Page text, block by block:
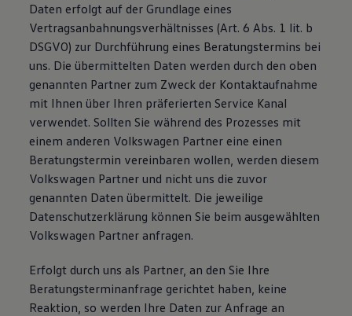
Daten erfolgt auf der Grundlage eines
Vertragsanbahnungsverhältnisses (Art. 6 Abs. 1 lit. b
DSGVO) zur Durchführung eines Beratungstermins bei
uns. Die übermittelten Daten werden durch den oben
genannten Partner zum Zweck der Kontaktaufnahme
mit Ihnen über Ihren präferierten Service Kanal
verwendet. Sollten Sie während des Prozesses mit
einem anderen Volkswagen Partner eine einen
Beratungstermin vereinbaren wollen, werden diesem
Volkswagen Partner und nicht uns die zuvor
genannten Daten übermittelt. Die jeweilige
Datenschutzerklärung können Sie beim ausgewählten
Volkswagen Partner anfragen.
Erfolgt durch uns als Partner, an den Sie Ihre
Beratungsterminanfrage gerichtet haben, keine
Reaktion, so werden Ihre Daten zur Anfrage an